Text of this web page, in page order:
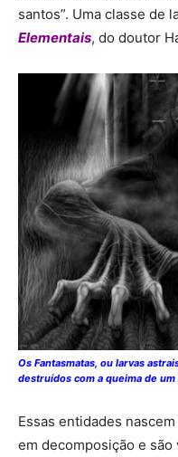
santos”. Uma classe de
Elementais, do doutor
Os Fantasmatas, ou larvas
destruídos com a queima de
Essas entidades
em decomposição e são